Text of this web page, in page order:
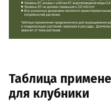
Таблица
для клубники